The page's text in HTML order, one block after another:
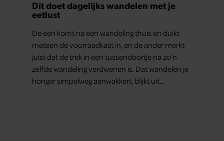
Dít doet dagelijks wandelen met je
eetlust
De een komt na een wandeling thuis en duikt
meteen de voorraadkast in, en de ander merkt
juist dat de trek in een tussendoortje na zo’n
zelfde wandeling verdwenen is. Dat wandelen je
honger simpelweg aanwakkert, blijkt uit